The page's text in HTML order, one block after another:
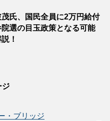
茂氏、国民全員に2万円給付
選の目玉政策となる可能
！
ジ
・ブリッジ